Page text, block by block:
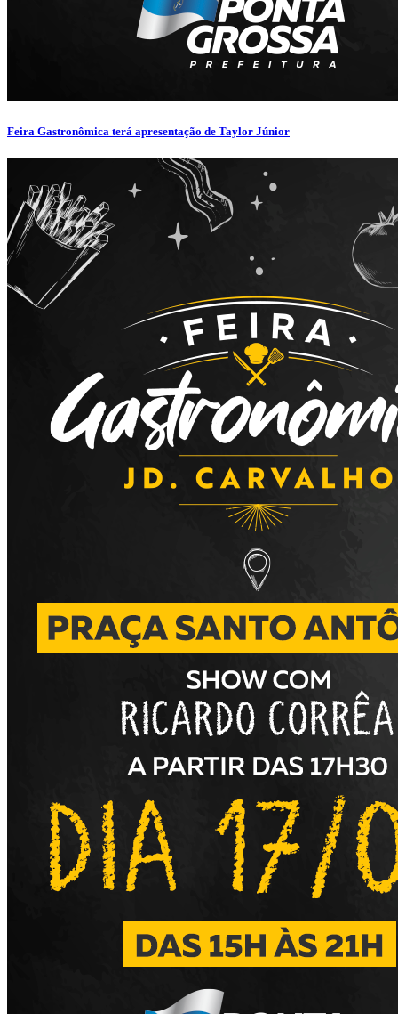
Feira Gastronômica terá apresentação de Taylor Júnior